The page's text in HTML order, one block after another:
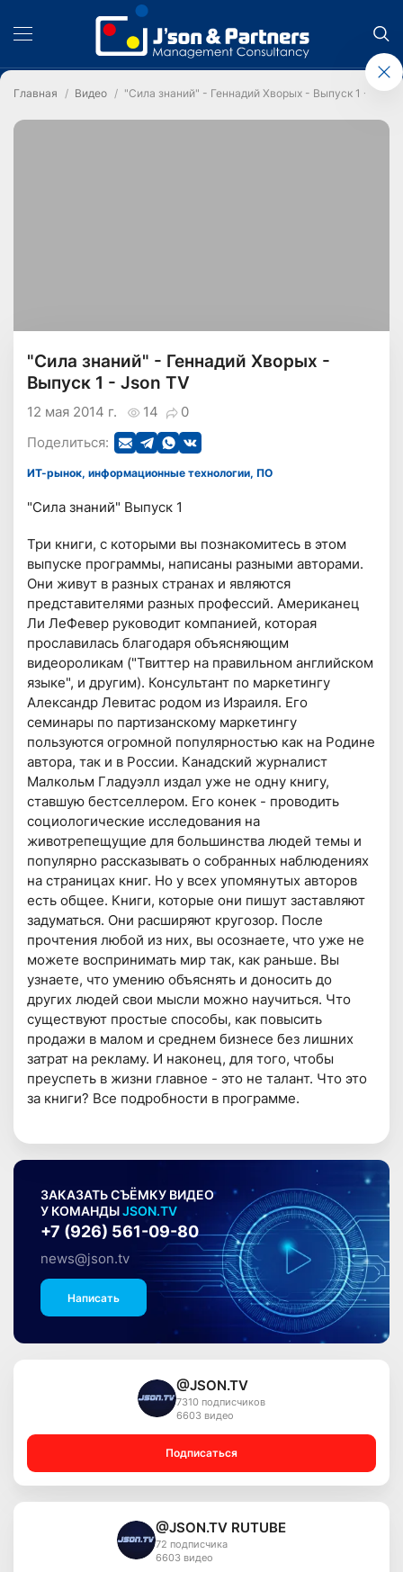
Главная Видео "Сила знаний" - Геннадий Хворых - Выпуск 1 - Json
"Сила знаний" - Геннадий Хворых -
Выпуск 1 - Json TV
14 0
12 мая 2014 г.
Поделиться:
ИТ-рынок, информационные технологии, ПО
"Сила знаний" Выпуск 1
Три книги, с которыми вы познакомитесь в этом
выпуске программы, написаны разными авторами.
Они живут в разных странах и являются
представителями разных профессий. Американец
Ли ЛеФевер руководит компанией, которая
прославилась благодаря объясняющим
видеороликам ("Твиттер на правильном английском
языке", и другим). Консультант по маркетингу
Александр Левитас родом из Израиля. Его
семинары по партизанскому маркетингу
пользуются огромной популярностью как на Родине
автора, так и в России. Канадский журналист
Малкольм Гладуэлл издал уже не одну книгу,
ставшую бестселлером. Его конек - проводить
социологические исследования на
животрепещущие для большинства людей темы и
популярно рассказывать о собранных наблюдениях
на страницах книг. Но у всех упомянутых авторов
есть общее. Книги, которые они пишут заставляют
задуматься. Они расширяют кругозор. После
прочтения любой из них, вы осознаете, что уже не
можете воспринимать мир так, как раньше. Вы
узнаете, что умению объяснять и доносить до
других людей свои мысли можно научиться. Что
существуют простые способы, как повысить
продажи в малом и среднем бизнесе без лишних
затрат на рекламу. И наконец, для того, чтобы
преуспеть в жизни главное - это не талант. Что это
за книги? Все подробности в программе.
ЗАКАЗАТЬ СЪЁМКУ ВИДЕО
У КОМАНДЫJSON.TV
+7 (926) 561-09-80
news@json.tv
Написать
@JSON.TV
7310 подписчиков
6603 видео
Подписаться
@JSON.TV RUTUBE
72 подписчика
6603 видео